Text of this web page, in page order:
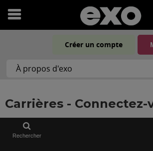
Ouvrir
menu
Créer un compte
Carrières - Connectez-